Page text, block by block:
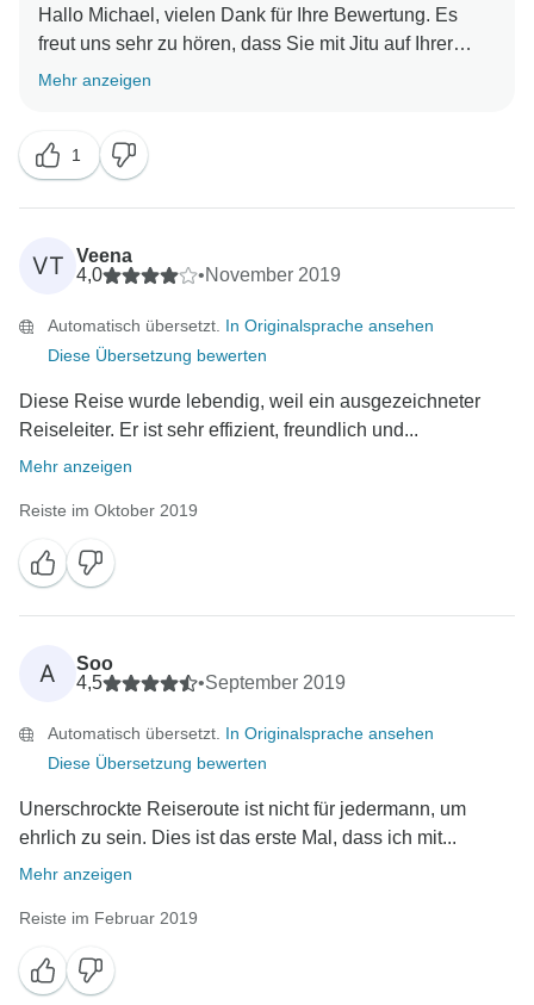
Hallo Michael, vielen Dank für Ihre Bewertung. Es
freut uns sehr zu hören, dass Sie mit Jitu auf Ihrer
Reise von Delhi nach Kathmandu viel Spaß hatten!
Mehr anzeigen
1
VT
Veena
4,0
•November 2019
Automatisch übersetzt. In Originalsprache ansehen
Diese Übersetzung bewerten
Diese Reise wurde lebendig, weil ein ausgezeichneter
Reiseleiter. Er ist sehr effizient, freundlich und...
Mehr anzeigen
Reiste im Oktober 2019
A
Soo
4,5
•September 2019
Automatisch übersetzt. In Originalsprache ansehen
Diese Übersetzung bewerten
Unerschrockte Reiseroute ist nicht für jedermann, um
ehrlich zu sein. Dies ist das erste Mal, dass ich mit...
Mehr anzeigen
Reiste im Februar 2019